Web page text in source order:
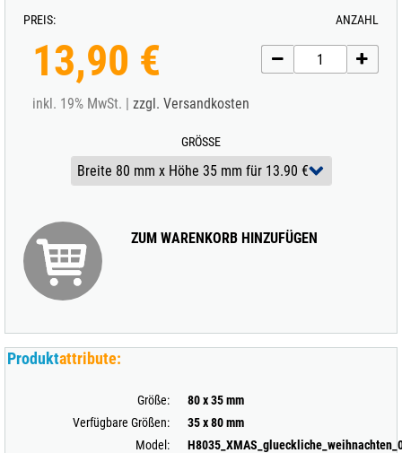
PREIS:
13,90 €
inkl. 19% MwSt. | zzgl. Versandkosten
GRÖSSE
ANZAHL
ZUM WARENKORB HINZUFÜGEN
Produktattribute:
Größe:
80 x 35 mm
Verfügbare Größen:
35 x 80 mm
Model: